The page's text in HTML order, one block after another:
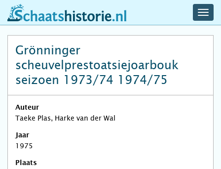
schaatshistorie.nl
Grönninger
scheuvelprestoatsiejoarbouk
seizoen 1973/74 1974/75
Auteur
Taeke Plas, Harke van der Wal
Jaar
1975
Plaats